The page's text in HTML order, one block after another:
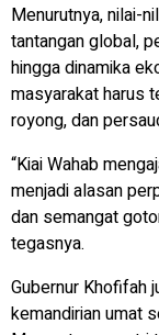
Menurutnya, nilai-
tantangan global,
hingga dinamika
masyarakat harus
royong, dan
“Kiai Wahab
menjadi alasan
dan semangat
tegasnya.
Gubernur Khofifah
kemandirian umat